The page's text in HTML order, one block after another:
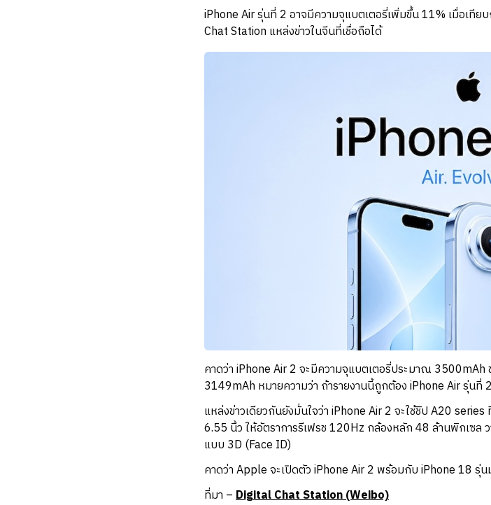
iPhone Air รุ่นที่ 2 อาจมีความจุแบตเตอรี่เพิ่มขึ้น 11% เมื่อเที
Chat Station แหล่งข่าวในจีนที่เชื่อถือได้
คาดว่า iPhone Air 2 จะมีความจุแบตเตอรี่ประมาณ
3149mAh หมายความว่า ถ้ารายงานนี้ถูกต้อง iPhone Air รุ่น
แหล่งข่าวเดียวกันยังมั่นใจว่า iPhone Air 2 จะใช้ชิป A20
6.55 นิ้ว ให้อัตราการรีเฟรช 120Hz กล้องหลัก 48 ล้านพิกเซล
แบบ 3D (Face ID)
คาดว่า Apple จะเปิดตัว iPhone Air 2 พร้อมกับ iPhone 18 รุ่
ที่มา –Digital Chat Station (Weibo)